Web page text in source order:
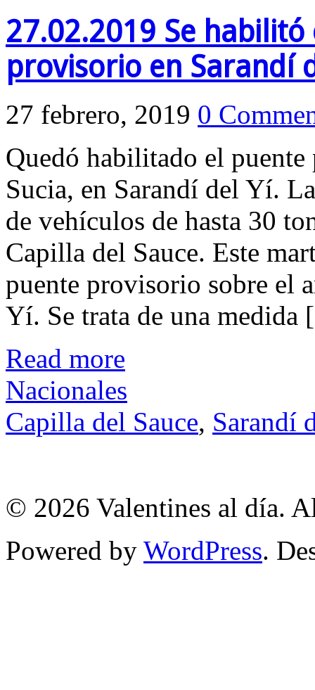
27.02.2019 Se
provisorio en Sarandí
27 febrero, 2019 0
Quedó habilitado el
Sucia, en Sarandí del Yí.
de vehículos de hasta 30
Capilla del Sauce. Este
puente provisorio sobre el
Yí. Se trata de una
Read more
Nacionales
Capilla del Sauce, Sarandí
© 2026 Valentines al día.
Powered by WordPress.